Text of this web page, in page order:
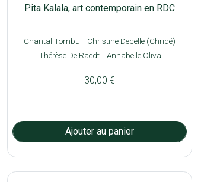
Pita Kalala, art contemporain en RDC
Chantal Tombu
Christine Decelle (Chridé)
Thérèse De Raedt
Annabelle Oliva
30,00 €